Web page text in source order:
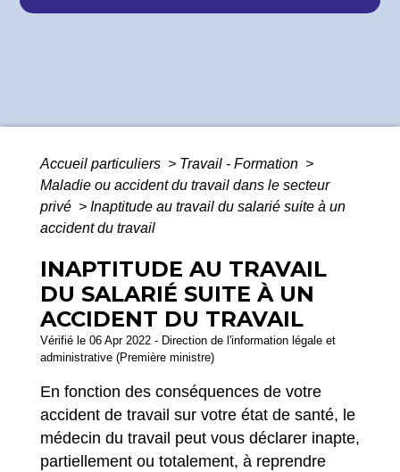
Accueil particuliers > Travail - Formation >
Maladie ou accident du travail dans le secteur
privé > Inaptitude au travail du salarié suite à un
accident du travail
INAPTITUDE AU TRAVAIL
DU SALARIÉ SUITE À UN
ACCIDENT DU TRAVAIL
Vérifié le 06 Apr 2022 - Direction de l'information légale et
administrative (Première ministre)
En fonction des conséquences de votre
accident de travail sur votre état de santé, le
médecin du travail peut vous déclarer inapte,
partiellement ou totalement, à reprendre